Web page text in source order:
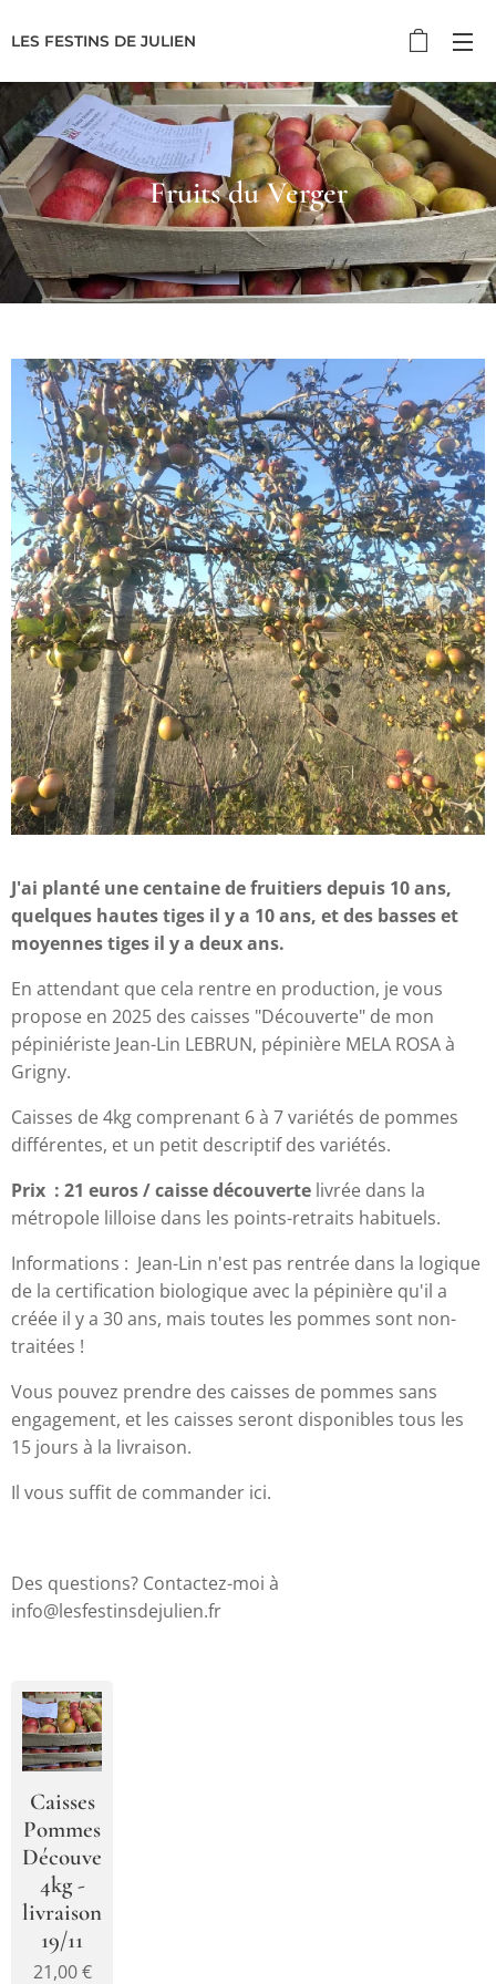
LES FESTINS DE JULIEN
Fruits du Verger
J'ai planté une centaine de fruitiers depuis 10 ans,
quelques hautes tiges il y a 10 ans, et des basses et
moyennes tiges il y a deux ans.
En attendant que cela rentre en production, je vous
propose en 2025 des caisses "Découverte" de mon
pépiniériste Jean-Lin LEBRUN, pépinière MELA ROSA à
Grigny.
Caisses de 4kg comprenant 6 à 7 variétés de pommes
différentes, et un petit descriptif des variétés.
Prix : 21 euros / caisse découverte livrée dans la
métropole lilloise dans les points-retraits habituels.
Informations : Jean-Lin n'est pas rentrée dans la logique
de la certification biologique avec la pépinière qu'il a
créée il y a 30 ans, mais toutes les pommes sont non-
traitées !
Vous pouvez prendre des caisses de pommes sans
engagement, et les caisses seront disponibles tous les
15 jours à la livraison.
Il vous suffit de commander ici.
Des questions? Contactez-moi à
info@lesfestinsdejulien.fr
Caisses
Pommes
Découverte
4kg -
livraison
19/11
21,00€